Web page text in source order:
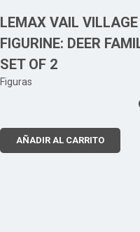
LEMAX VAIL VILLAGE
FIGURINE: DEER
SET OF 2
Figuras
AÑADIR AL CARRITO